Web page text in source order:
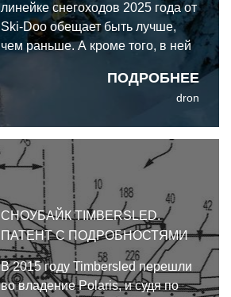
ПОДРОБНЕЕ
линейке снегоходов 2025 года от
Ski-Doo обещает быть лучше,
чем раньше. А кроме того, в ней
версия Lynx, новые
брендов, а также две новые
электрические модели.
dron
СНОУБАЙК TIMBERSLED.
ПАТЕНТ С ПОДРОБНОСТЯМИ
В 2015 году Timbersled перешли
во владение Polaris, и судя по